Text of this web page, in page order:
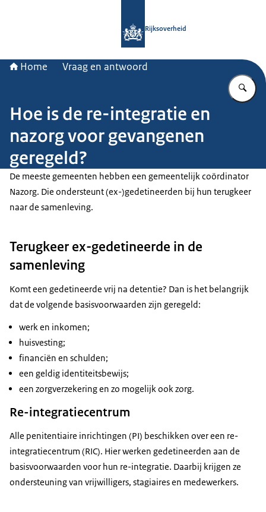
Rijksoverheid
Home Vraag en antwoord
Hoe is de re-integratie en
nazorg voor gevangenen
geregeld?
De meeste gemeenten hebben een gemeentelijk coördinator
Nazorg. Die ondersteunt (ex-)gedetineerden bij hun terugkeer
naar de samenleving.
Terugkeer ex-gedetineerde in de
samenleving
Komt een gedetineerde vrij na detentie? Dan is het belangrijk
dat de volgende basisvoorwaarden zijn geregeld:
werk en inkomen;
huisvesting;
financiën en schulden;
een geldig identiteitsbewijs;
een zorgverzekering en zo mogelijk ook zorg.
Re-integratiecentrum
Alle penitentiaire inrichtingen (PI) beschikken over een re-
integratiecentrum (RIC). Hier werken gedetineerden aan de
basisvoorwaarden voor hun re-integratie. Daarbij krijgen ze
ondersteuning van vrijwilligers, stagiaires en medewerkers.